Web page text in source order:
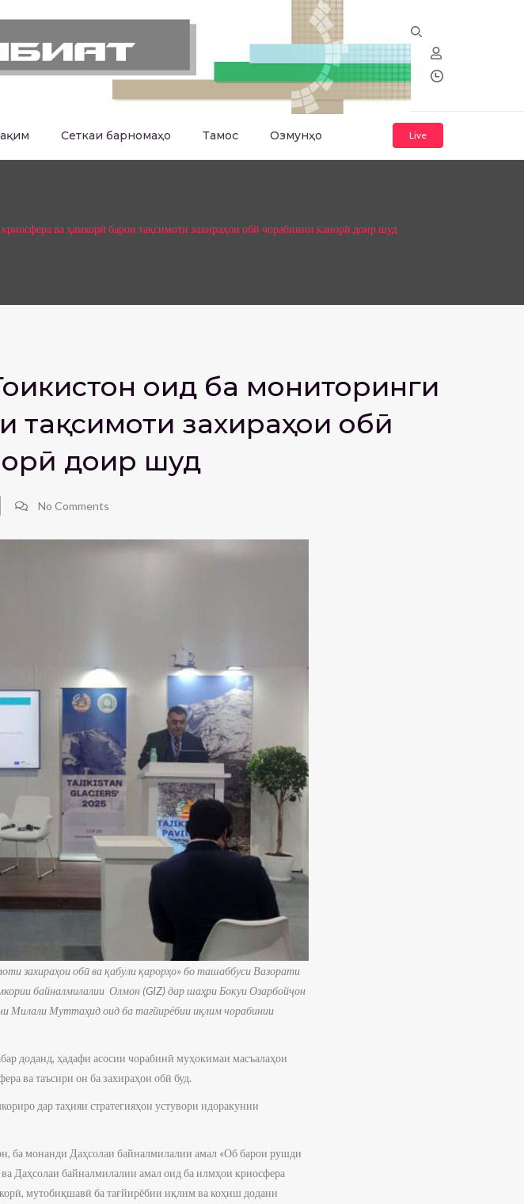
Сеткаи барномаҳо Тамос Озмунҳо Live
ва ҳамкорӣ барои тақсимоти захираҳои обӣ чорабинии канорӣ доир шуд
оид ба мониторинги
тақсимоти захираҳои обӣ
доир шуд
No Comments
захираҳои обӣ ва қабули қарорҳо» бо ташаббуси Вазорати
байналмилалии Олмон (GIZ) дар шаҳри Бокуи Озарбойҷон
Милали Муттаҳид оид ба тағйирёбии иқлим чорабинии
доданд, ҳадафи асосии чорабинӣ муҳокимаи масъалаҳои
ва таъсири он ба захираҳои обӣ буд.
дар таҳияи стратегияҳои устувори идоракунии
ба монанди Даҳсолаи байналмилалии амал «Об барои рушди
Даҳсолаи байналмилалии амал оид ба илмҳои криосфера
мутобиқшавӣ ба тағйирёбии иқлим ва коҳиш додани